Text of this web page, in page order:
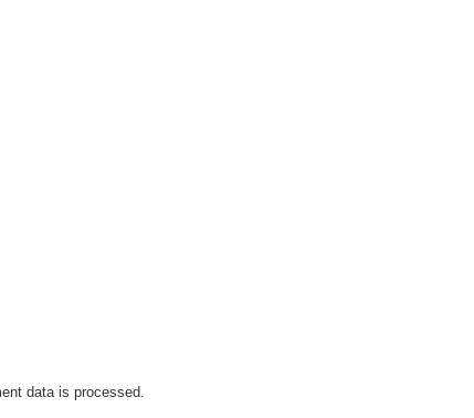
data is processed.